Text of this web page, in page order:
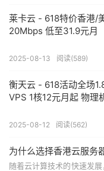
莱卡云 - 618特价香港/
20Mbps 低至31.9元月
2025-08-13 阅读(589)
衡天云 - 618活动全场
VPS 1核12元月起 物理
2025-08-12 阅读(562)
为什么选择香港云服务
随着云计算技术的快速发